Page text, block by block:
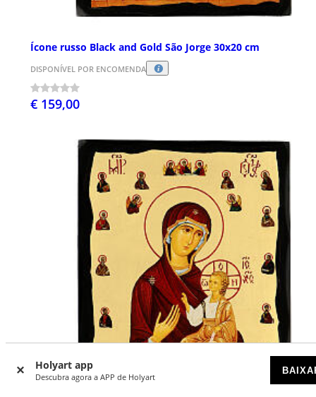
Holyart app
Descubra agora a APP de Holyart
Ícone russo Black and Gold São Jorge 30x20 cm
DISPONÍVEL POR ENCOMENDA
€ 159,00